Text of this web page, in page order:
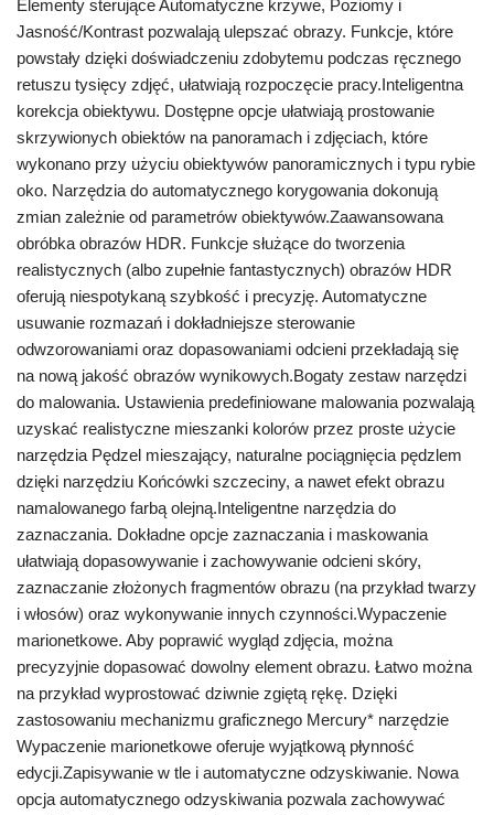
Elementy sterujące Automatyczne krzywe, Poziomy i
Jasność/Kontrast pozwalają ulepszać obrazy. Funkcje, które
powstały dzięki doświadczeniu zdobytemu podczas ręcznego
retuszu tysięcy zdjęć, ułatwiają rozpoczęcie pracy.Inteligentna
korekcja obiektywu. Dostępne opcje ułatwiają prostowanie
skrzywionych obiektów na panoramach i zdjęciach, które
wykonano przy użyciu obiektywów panoramicznych i typu rybie
oko. Narzędzia do automatycznego korygowania dokonują
zmian zależnie od parametrów obiektywów.Zaawansowana
obróbka obrazów HDR. Funkcje służące do tworzenia
realistycznych (albo zupełnie fantastycznych) obrazów HDR
oferują niespotykaną szybkość i precyzję. Automatyczne
usuwanie rozmazań i dokładniejsze sterowanie
odwzorowaniami oraz dopasowaniami odcieni przekładają się
na nową jakość obrazów wynikowych.Bogaty zestaw narzędzi
do malowania. Ustawienia predefiniowane malowania pozwalają
uzyskać realistyczne mieszanki kolorów przez proste użycie
narzędzia Pędzel mieszający, naturalne pociągnięcia pędzlem
dzięki narzędziu Końcówki szczeciny, a nawet efekt obrazu
namalowanego farbą olejną.Inteligentne narzędzia do
zaznaczania. Dokładne opcje zaznaczania i maskowania
ułatwiają dopasowywanie i zachowywanie odcieni skóry,
zaznaczanie złożonych fragmentów obrazu (na przykład twarzy
i włosów) oraz wykonywanie innych czynności.Wypaczenie
marionetkowe. Aby poprawić wygląd zdjęcia, można
precyzyjnie dopasować dowolny element obrazu. Łatwo można
na przykład wyprostować dziwnie zgiętą rękę. Dzięki
zastosowaniu mechanizmu graficznego Mercury* narzędzie
Wypaczenie marionetkowe oferuje wyjątkową płynność
edycji.Zapisywanie w tle i automatyczne odzyskiwanie. Nowa
opcja automatycznego odzyskiwania pozwala zachowywać